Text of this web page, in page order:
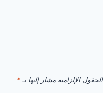
الحقول الإلزامية مشار إليها بـ *